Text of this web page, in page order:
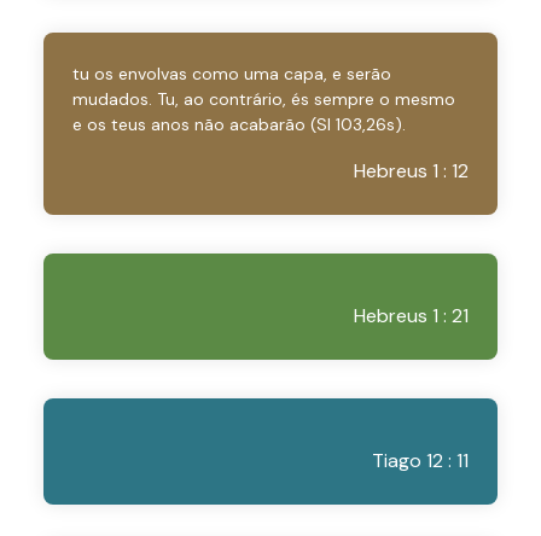
tu os envolvas como uma capa, e serão
mudados. Tu, ao contrário, és sempre o mesmo
e os teus anos não acabarão (Sl 103,26s).
Hebreus 1 : 12
Hebreus 1 : 21
Tiago 12 : 11